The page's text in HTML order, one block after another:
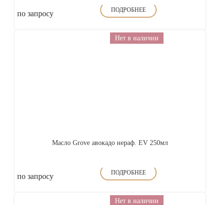
по запросу ПОДРОБНЕЕ
Нет в наличии
Масло Grove авокадо нераф. EV 250мл
по запросу ПОДРОБНЕЕ
Нет в наличии